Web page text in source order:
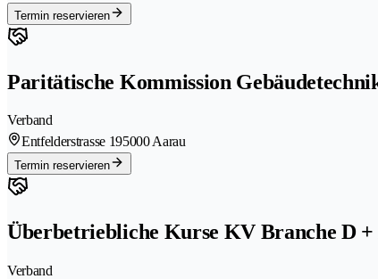
Termin reservieren
Paritätische Kommission
Verband
Entfelderstrasse 195000 Aarau
Termin reservieren
Überbetriebliche Kurse KV Branche D +
Verband